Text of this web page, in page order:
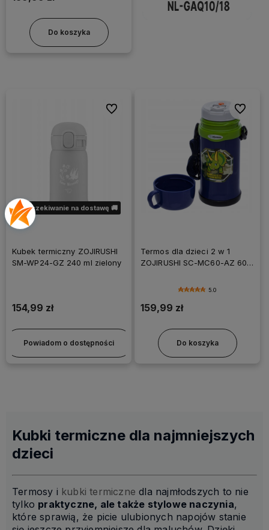
Do koszyka
Oczekiwanie na dostawę 🚚
Kubek termiczny ZOJIRUSHI
SM-WP24-GZ 240 ml zielony
154,99 zł
Powiadom o dostępności
Do ulubionych
Termos dla dzieci 2 w 1
ZOJIRUSHI SC-MC60-AZ 600
5.0
159,99 zł
Do koszyka
Do
Kubki termiczne dla najmniejszych
dzieci
Termosy i kubki termiczne dla najmłodszych to nie
tylko praktyczne, ale także stylowe naczynia,
które sprawią, że picie ulubionych napojów stanie